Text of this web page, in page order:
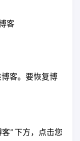
客
客。要恢复博
” 下方，点击您